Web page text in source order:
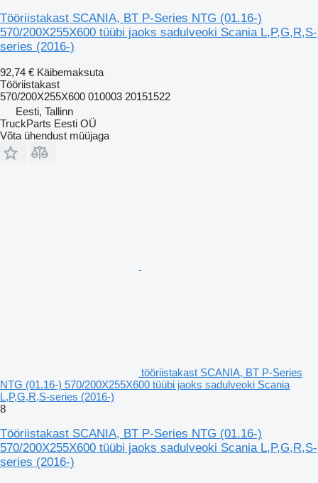
Tööriistakast SCANIA, BT P-Series NTG (01.16-)
570/200X255X600 tüübi jaoks sadulveoki Scania L,P,G,R,S-
series (2016-)
92,74 € Käibemaksuta
Tööriistakast
570/200X255X600 010003 20151522
Eesti, Tallinn
TruckParts Eesti OÜ
Võta ühendust müüjaga
tööriistakast SCANIA, BT P-Series
NTG (01.16-) 570/200X255X600 tüübi jaoks sadulveoki Scania
L,P,G,R,S-series (2016-)
8
Tööriistakast SCANIA, BT P-Series NTG (01.16-)
570/200X255X600 tüübi jaoks sadulveoki Scania L,P,G,R,S-
series (2016-)